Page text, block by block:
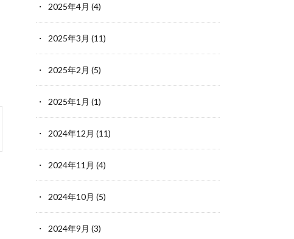
2025年4月 (4)
2025年3月 (11)
2025年2月 (5)
2025年1月 (1)
2024年12月 (11)
2024年11月 (4)
2024年10月 (5)
2024年9月 (3)